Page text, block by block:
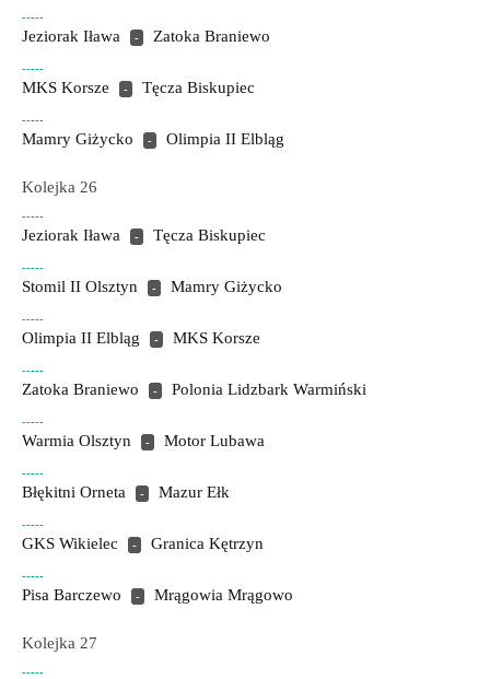
-----
Jeziorak Iława - Zatoka Braniewo
-----
MKS Korsze - Tęcza Biskupiec
-----
Mamry Giżycko - Olimpia II Elbląg
Kolejka 26
-----
Jeziorak Iława - Tęcza Biskupiec
-----
Stomil II Olsztyn - Mamry Giżycko
-----
Olimpia II Elbląg - MKS Korsze
-----
Zatoka Braniewo - Polonia Lidzbark Warmiński
-----
Warmia Olsztyn - Motor Lubawa
-----
Błękitni Orneta - Mazur Ełk
-----
GKS Wikielec - Granica Kętrzyn
-----
Pisa Barczewo - Mrągowia Mrągowo
Kolejka 27
-----